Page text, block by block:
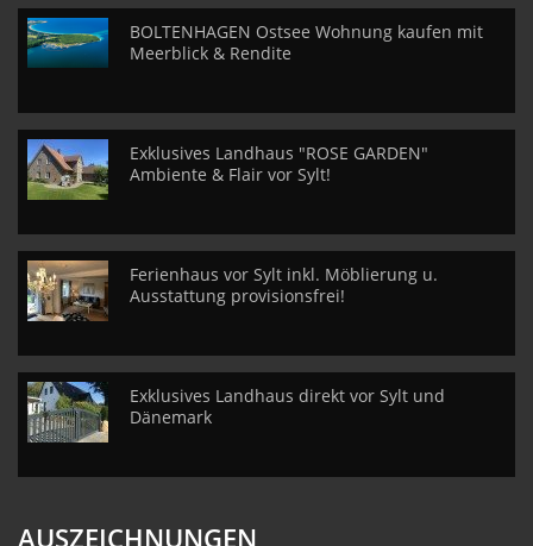
BOLTENHAGEN Ostsee Wohnung kaufen mit
Meerblick & Rendite
Exklusives Landhaus "ROSE GARDEN"
Ambiente & Flair vor Sylt!
Ferienhaus vor Sylt inkl. Möblierung u.
Ausstattung provisionsfrei!
Exklusives Landhaus direkt vor Sylt und
Dänemark
AUSZEICHNUNGEN